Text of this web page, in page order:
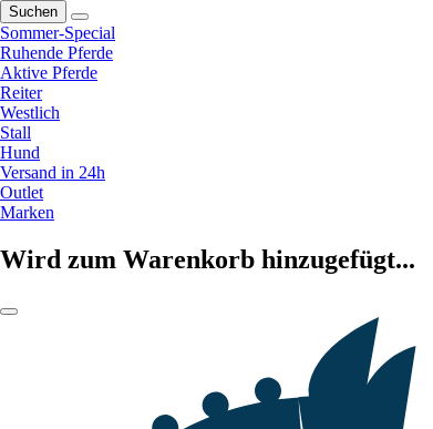
Suchen
Sommer-Special
Ruhende Pferde
Aktive Pferde
Reiter
Westlich
Stall
Hund
Versand in 24h
Outlet
Marken
Wird zum Warenkorb hinzugefügt...